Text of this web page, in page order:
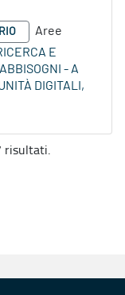
Aree
E
- A
DIGITALI,
risultati.